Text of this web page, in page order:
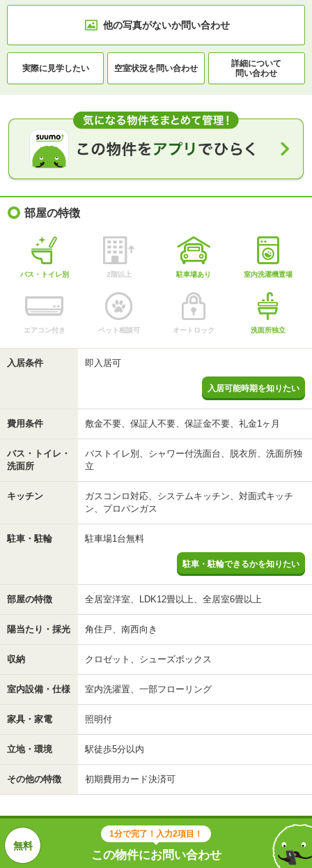
他の写真がないか問い合わせ
実際に見学したい 空室状況を問い合わせ
詳細について
問い合わせ
部屋の特徴
バス・トイレ別 2階以上 駐車場あり 室内洗濯機置場
エアコン付き ペット相談可 オートロック 洗面所独立
入居条件 即入居可
入居可能時期を知りたい
費用条件 敷金不要、保証人不要、保証金不要、礼金1ヶ月
バス・トイレ・
洗面所
バストイレ別、シャワー付洗面台、脱衣所、洗面所独
立
キッチン
ガスコンロ対応、システムキッチン、対面式キッチ
ン、プロパンガス
駐車・駐輪 駐車場1台無料
駐車・駐輪できるかを知りたい
部屋の特徴 全居室洋室、LDK12畳以上、全居室6畳以上
陽当たり・採光 角住戸、南西向き
収納 クロゼット、シューズボックス
室内設備・仕様 室内洗濯置、一部フローリング
家具・家電 照明付
立地・環境 駅徒歩5分以内
その他の特徴 初期費用カード決済可
1分で完了！入力2項目！
この物件にお問い合わせ